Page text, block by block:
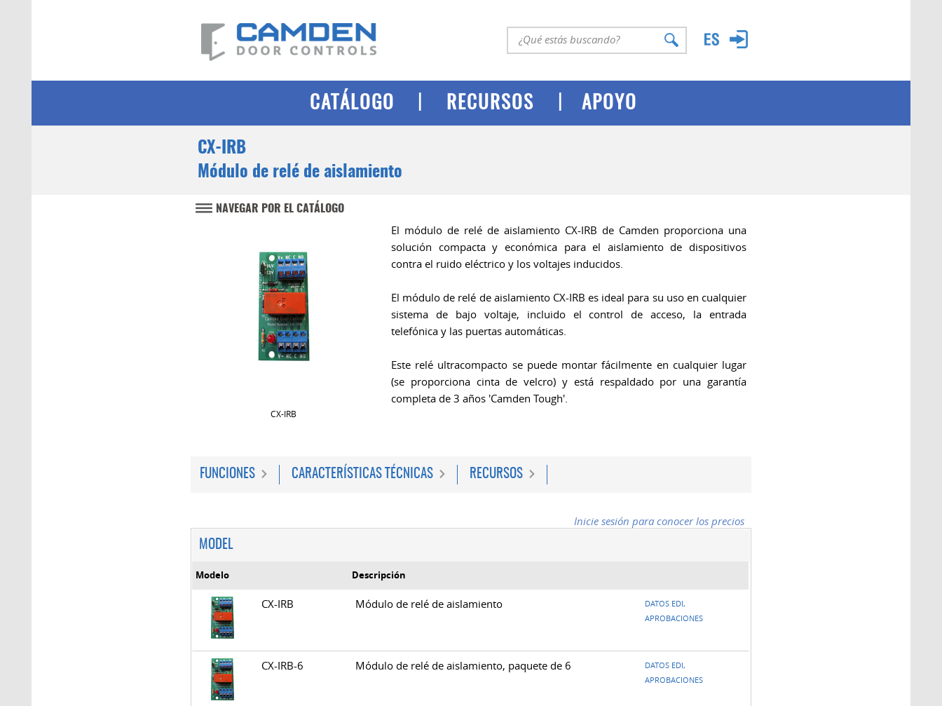
CATÁLOGO RECURSOS APOYO
CX-IRB
Módulo de relé de aislamiento
NAVEGAR POR EL CATÁLOGO
CX-IRB
El módulo de relé de aislamiento CX-IRB de Camden proporciona una
solución compacta y económica para el aislamiento de dispositivos
contra el ruido eléctrico y los voltajes inducidos.
El módulo de relé de aislamiento CX-IRB es ideal para su uso en cualquier
sistema de bajo voltaje, incluido el control de acceso, la entrada
telefónica y las puertas automáticas.
Este relé ultracompacto se puede montar fácilmente en cualquier lugar
(se proporciona cinta de velcro) y está respaldado por una garantía
completa de 3 años 'Camden Tough'.
FUNCIONES CARACTERÍSTICAS TÉCNICAS RECURSOS
Inicie sesión para conocer los precios
MODEL
Modelo Descripción
CX-IRB Módulo de relé de aislamiento
DATOS EDI,
APROBACIONES
CX-IRB-6 Módulo de relé de aislamiento, paquete de 6
DATOS EDI,
APROBACIONES